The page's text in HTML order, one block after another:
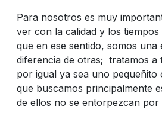
Para nosotros es muy
ver con la calidad y los
que en ese sentido, somos una
diferencia de otras; tratamos a
por igual ya sea uno pequeñito
que buscamos principalmente
de ellos no se entorpezcan por